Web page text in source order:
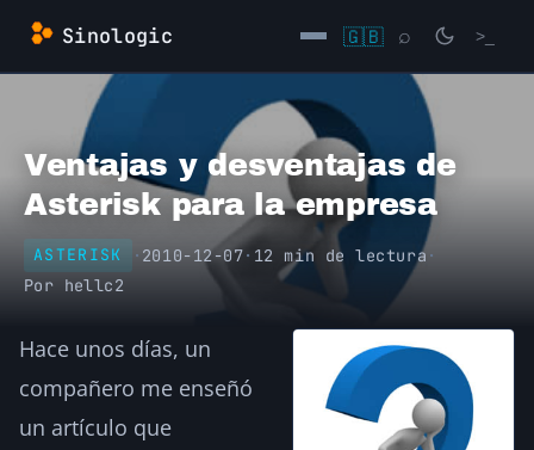
Saltar
contenido
Sinologic 🇬🇧 ⌕ >_
Ventajas y desventajas de
Asterisk para la empresa
ASTERISK · 2010-12-07· 12 min de lectura ·
Por hellc2
Hace unos días, un
compañero me enseñó
un artículo que